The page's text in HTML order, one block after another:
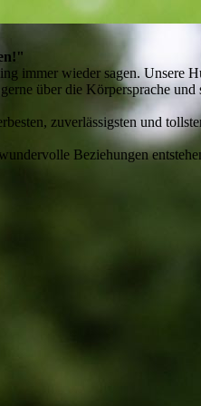
immer wieder sagen. Unsere
über die Körpersprache
zuverlässigsten und
Beziehungen